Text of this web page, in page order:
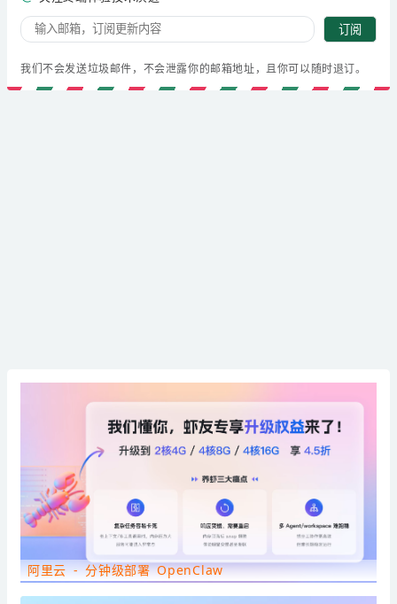
订阅
我们不会发送垃圾邮件，不会泄露你的邮箱地址，且你可以随时退订。
阿里云 - 分钟级部署 OpenClaw